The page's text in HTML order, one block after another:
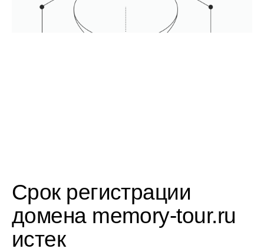
Срок регистрации
домена memory-tour.ru
истек